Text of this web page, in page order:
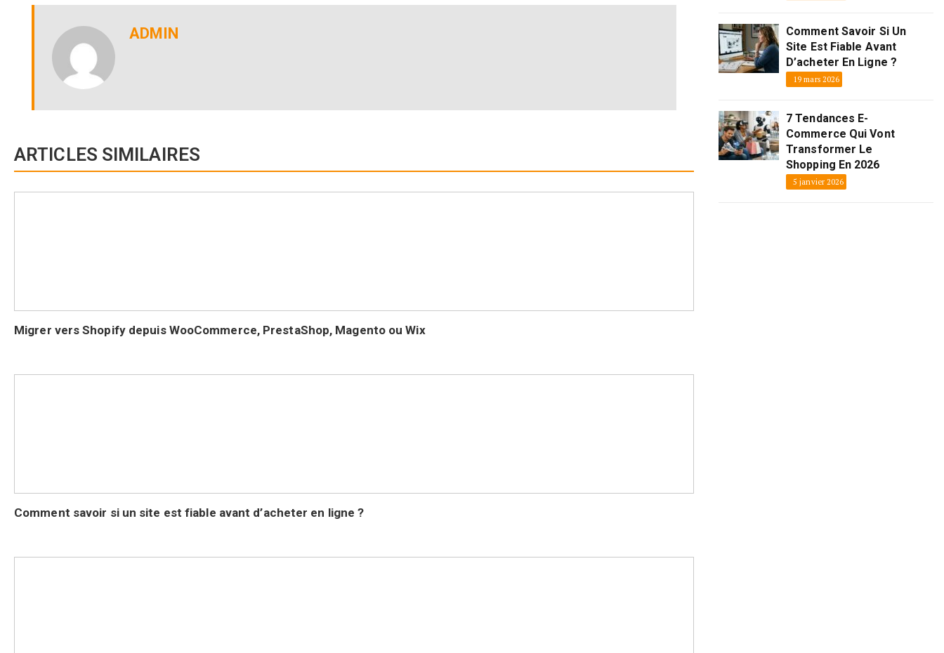
ADMIN
ARTICLES SIMILAIRES
Migrer vers Shopify depuis WooCommerce, PrestaShop, Magento ou Wix
Comment savoir si un site est fiable avant d’acheter en ligne ?
Comment Savoir Si Un
Site Est Fiable Avant
D’acheter En Ligne ?
19 mars 2026
7 Tendances E-
Commerce Qui Vont
Transformer Le
Shopping En 2026
5 janvier 2026